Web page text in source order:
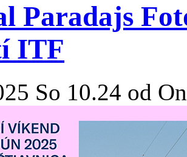
Paradajs
ITF
So 10.24 od